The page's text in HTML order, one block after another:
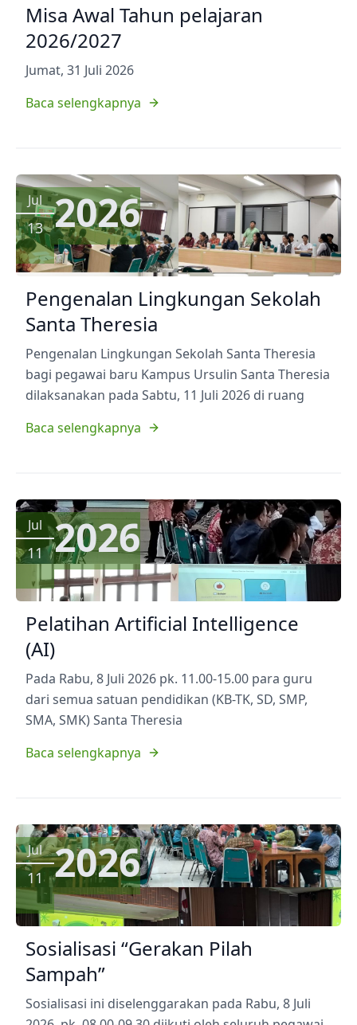
Misa Awal Tahun pelajaran
2026/2027
Jumat, 31 Juli 2026
Baca selengkapnya
Jul
13 2026
Pengenalan Lingkungan Sekolah
Santa Theresia
Pengenalan Lingkungan Sekolah Santa Theresia
bagi pegawai baru Kampus Ursulin Santa Theresia
dilaksanakan pada Sabtu, 11 Juli 2026 di ruang
Baca selengkapnya
Jul
11 2026
Pelatihan Artificial Intelligence
(AI)
Pada Rabu, 8 Juli 2026 pk. 11.00-15.00 para guru
dari semua satuan pendidikan (KB-TK, SD, SMP,
SMA, SMK) Santa Theresia
Baca selengkapnya
Jul
11 2026
Sosialisasi “Gerakan Pilah
Sampah”
Sosialisasi ini diselenggarakan pada Rabu, 8 Juli